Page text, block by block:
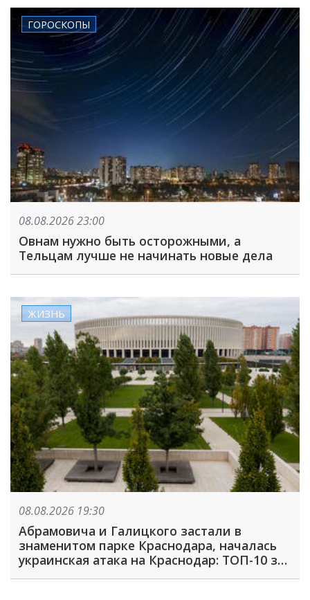
ГОРОСКОПЫ
08.08.2026 23:00
Овнам нужно быть осторожными, а
Тельцам лучше не начинать новые дела
ЖИЗНЬ
08.08.2026 19:30
Абрамовича и Галицкого застали в
знаменитом парке Краснодара, началась
украинская атака на Краснодар: ТОП-10 за